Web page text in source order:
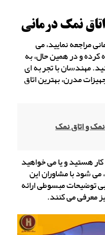
نمک درمانی
مراجعه نمایید، می
کرده و در همین حال، به
مهندسان با تجربه ای
مدرن، بهترین اتاق
و اتاق نمک
هستید و یا می خواهید
می شود با مشاوران این
توضیحات مبسوطی ارائه
معرفی می کنند.